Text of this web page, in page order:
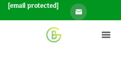
[email protected]